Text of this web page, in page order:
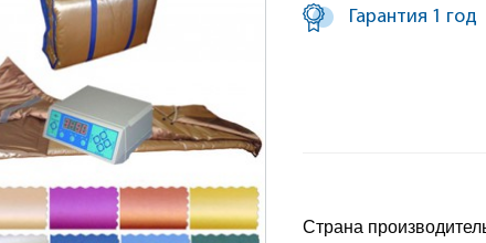
Гарантия 1 год
Страна